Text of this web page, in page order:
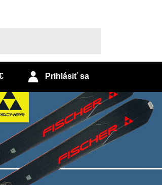
Prihlásiť sa